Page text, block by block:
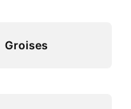
Groises